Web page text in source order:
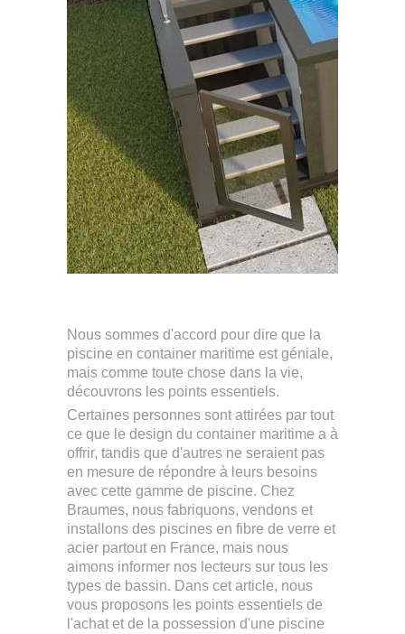
Nous sommes d'accord pour dire que la
piscine en container maritime est géniale,
mais comme toute chose dans la vie,
découvrons les points essentiels.
Certaines personnes sont attirées par tout
ce que le design du container maritime a à
offrir, tandis que d'autres ne seraient pas
en mesure de répondre à leurs besoins
avec cette gamme de piscine. Chez
Braumes, nous fabriquons, vendons et
installons des piscines en fibre de verre et
acier partout en France, mais nous
aimons informer nos lecteurs sur tous les
types de bassin. Dans cet article, nous
vous proposons les points essentiels de
l'achat et de la possession d'une piscine